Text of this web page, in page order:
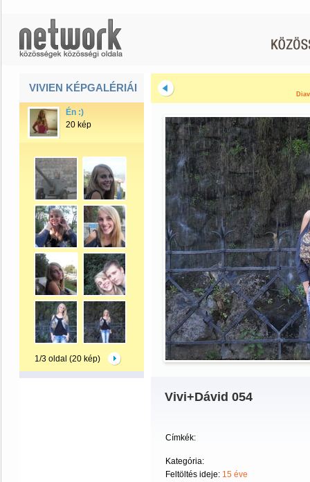
VIVIEN KÉPGALÉRIÁI
Én :)
20 kép
1/3 oldal (20 kép)
Vivi+Dávid 054
Címkék:
Kategória:
Feltöltés ideje: 15 éve